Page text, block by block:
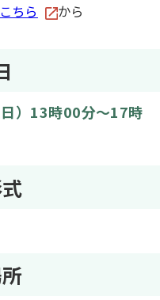
こちら から
）13時00分～17時